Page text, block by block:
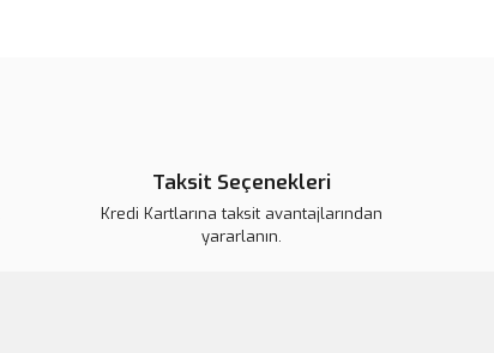
Taksit Seçenekleri
Kredi Kartlarına taksit avantajlarından
yararlanın.